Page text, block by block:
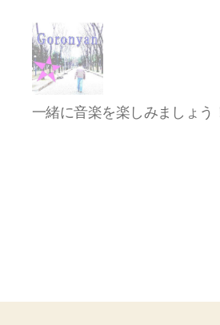
Goronyan
一緒に音楽を楽しみましょう